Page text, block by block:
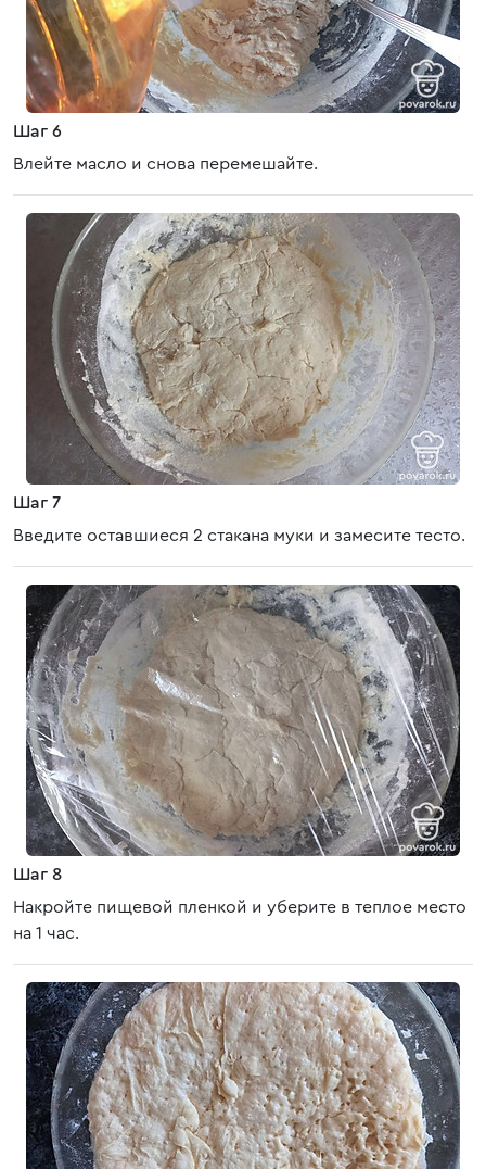
Шаг 6
Влейте масло и снова перемешайте.
Шаг 7
Введите оставшиеся 2 стакана муки и замесите тесто.
Шаг 8
Накройте пищевой пленкой и уберите в теплое место
на 1 час.